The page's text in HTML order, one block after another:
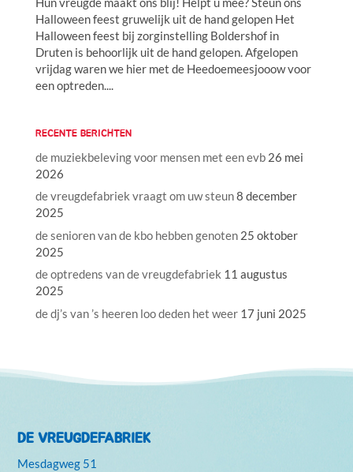
Halloween feest gruwelijk uit de hand gelopen Het
Halloween feest bij zorginstelling Boldershof in
Druten is behoorlijk uit de hand gelopen. Afgelopen
vrijdag waren we hier met de Heedoemeesjooow voor
een optreden....
RECENTE BERICHTEN
de muziekbeleving voor mensen met een evb 26 mei
2026
de vreugdefabriek vraagt om uw steun8 december
2025
de senioren van de kbo hebben genoten 25 oktober
2025
de optredens van de vreugdefabriek 11 augustus
2025
de dj’s van ’s heeren loo deden het weer 17 juni 2025
DE VREUGDEFABRIEK
Mesdagweg 51